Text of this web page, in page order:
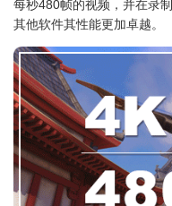
每秒480帧的视频，并在录
其他软件其性能更加卓越。